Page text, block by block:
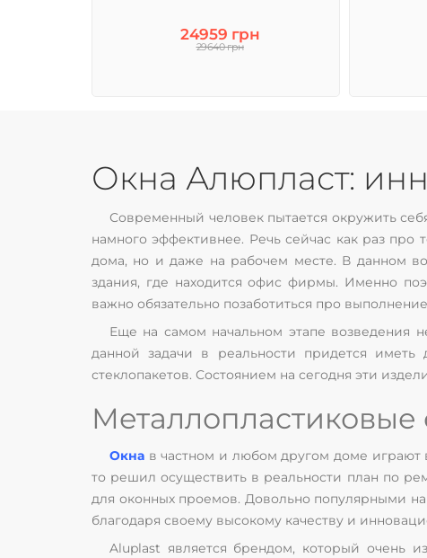
24959 грн
29640 грн
Окна Алюпласт:
Современный человек пытается окружить
намного эффективнее. Речь сейчас как раз
дома, но и даже на рабочем месте. В данном
здания, где находится офис фирмы. Именно
важно обязательно позаботиться про
Еще на самом начальном этапе возведения
данной задачи в реальности придется
стеклопакетов. Состоянием на сегодня эти
Окна в частном и любом другом доме играют
то решил осуществить в реальности план по
для оконных проемов. Довольно популярными
благодаря своему высокому качеству и
Aluplast является брендом, который очень